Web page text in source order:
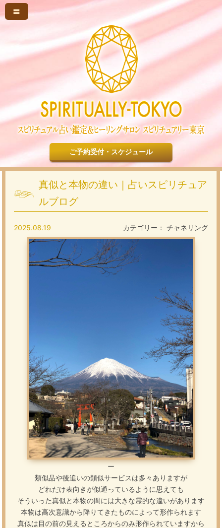
〓
ご予約受付・スケジュール
真似と本物の違い｜占いスピリチュア
ルブログ
カテゴリー： チャネリング
2025.08.19
ー
類似品や後追いの類似サービスは多々ありますが
どれだけ表向きが似通っているように思えても
そういった真似と本物の間には大きな霊的な違いがあります
本物は高次意識から降りてきたものによって形作られます
真似は目の前の見えるところからのみ形作られていますから